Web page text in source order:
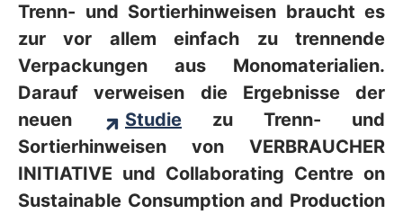
Trenn- und Sortierhinweisen braucht es
zur vor allem einfach zu trennende
Verpackungen aus Monomaterialien.
Darauf verweisen die Ergebnisse der
neuen
Studie zu Trenn- und
Sortierhinweisen von VERBRAUCHER
INITIATIVE und Collaborating Centre on
Sustainable Consumption and Production